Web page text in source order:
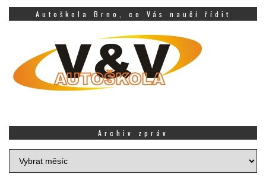
Autoškola Brno, co Vás naučí řídit
Archiv zpráv
Archiv
zpráv